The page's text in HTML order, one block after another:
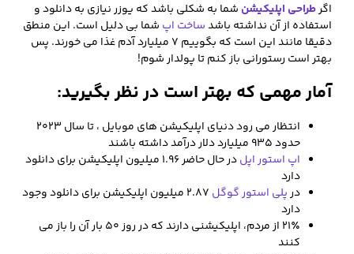
اگرطراحی اپلیکیشن شما به شکلی باشد که یوزر نیازی به دانلود و
استفاده از آن نداشته باشدساخت اپ شما بی دلیل است. این منطق
دقیقا مانند این است که بگوییم ۷ میلیارد آدم غذا می خورند. پس
بهتر است رستورانی باز کنم تا پولدار شوم!
آمار مهمی که بهتر است در نظر بگیرید:
انتظار می رود دنیای اپلیکیشن های موبایل ، تا سال ۲۰۲۳
حدود ۹۳۵ میلیارد دلار درآمد داشته باشند
اپ استور اپل
در حال حاضر ۱.۹۶ میلیون اپلیکیشن برای دانلود
دارد
درپلی استور گوگل
۲.۸۷ میلیون اپلیکیشن برای دانلود وجود
دارد
۲۱٪ از مردم، اپلیکیشنی دارند که در روز ۵۰ بار آن را باز می
کنند